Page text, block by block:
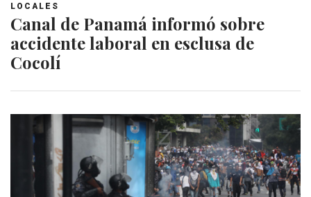
LOCALES
Canal de Panamá informó sobre
accidente laboral en esclusa de
Cocolí